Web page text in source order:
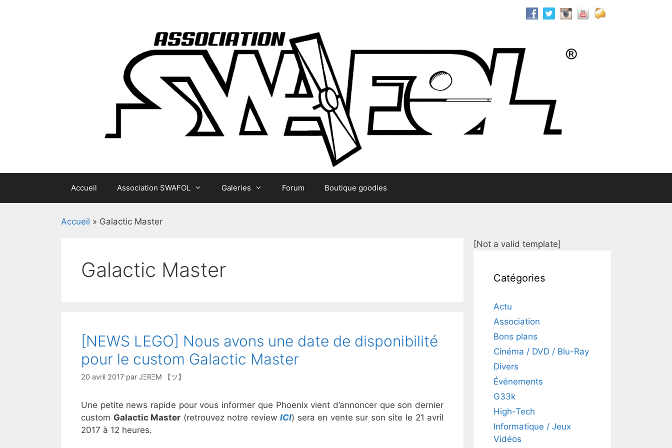
Accueil Association SWAFOL Galeries Forum Boutique goodies
Accueil » Galactic Master
Galactic Master
[NEWS LEGO] Nous avons une date de disponibilité
pour le custom Galactic Master
20 avril 2017 par JΞRΞM 【ツ】
Une petite news rapide pour vous informer que Phoenix vient d’annoncer que son dernier
custom Galactic Master (retrouvez notre reviewICI) sera en vente sur son site le 21 avril
2017 à 12 heures.
[Not a valid template]
Catégories
Actu
Association
Bons plans
Cinéma / DVD / Blu-Ray
Divers
Événements
G33k
High-Tech
Informatique / Jeux
Vidéos